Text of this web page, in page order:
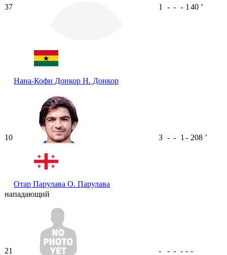
37
Нана-Кофи Донкор Н. Донкор
1 - - - 1 40 ʼ
10
Отар Парулава О. Парулава
3 - - 1 - 208 ʼ
нападающий
21 - - - - - -